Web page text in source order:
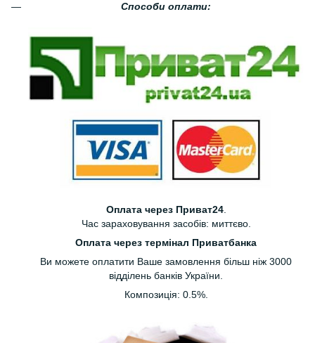
Способи оплати:
Оплата через Приват24.
Час зараховування засобів: миттєво.
Оплата через термінал Приватбанка
Ви можете оплатити Ваше замовлення більш ніж 3000
відділень банків України.
Композиція: 0.5%.